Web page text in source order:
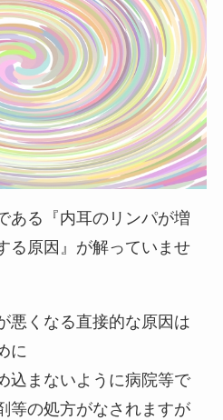
ある『内耳のリンパが増
る原因』が解っていませ
悪くなる直接的な原因は
に
込まないように病院等で
等の処方がなされますが